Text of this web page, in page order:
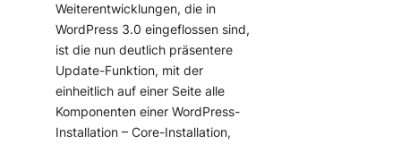
Weiterentwicklungen, die in
WordPress 3.0 eingeflossen sind,
ist die nun deutlich präsentere
Update-Funktion, mit der
einheitlich auf einer Seite alle
Komponenten einer WordPress-
Installation – Core-Installation,